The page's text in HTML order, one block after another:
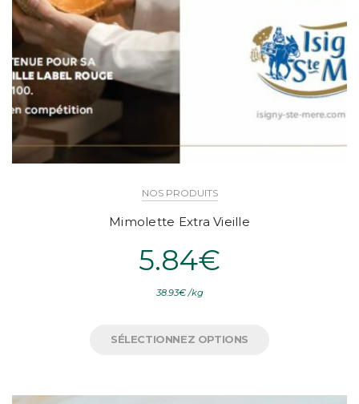
NOS PRODUITS
Mimolette Extra Vieille
5.84€
38.93€ /kg
SÉLECTIONNEZ OPTIONS